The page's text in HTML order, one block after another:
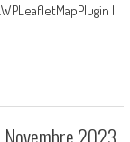
||